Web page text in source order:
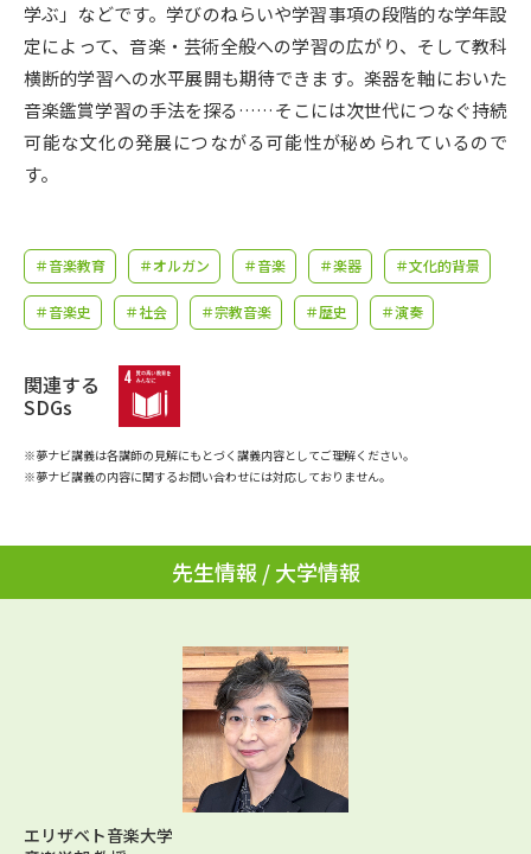
先輩が入学を決めた理由 テレメール全国一斉進学調査
新生活お役立ちガイド
大学で学びたい学問発見
学問のミニ講義「夢ナビ講義」 学問分野解説
学問の教科書
ユーザーサポート
お支払いについて
受付内容・発送状況の確認
個人情報取扱規定
テレメール進学カタログ
訂正のご案内
学ぶ」などです。学びのねらいや学習事項の段階的な学年設
定によって、音楽・芸術全般への学習の広がり、そして教科
横断的学習への水平展開も期待できます。楽器を軸においた
音楽鑑賞学習の手法を探る……そこには次世代につなぐ持続
可能な文化の発展につながる可能性が秘められているので
す。
＃音楽教育 ＃オルガン ＃音楽 ＃楽器 ＃文化的背景
＃音楽史 ＃社会 ＃宗教音楽 ＃歴史 ＃演奏
関連する
SDGs
※夢ナビ講義は各講師の見解にもとづく講義内容としてご理解ください。
※夢ナビ講義の内容に関するお問い合わせには対応しておりません。
先生情報 / 大学情報
エリザベト音楽大学